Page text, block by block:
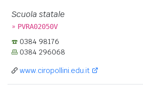
Scuola statale
» PVRA02050V
0384 98176
0384 296068
www.ciropollini.edu.it